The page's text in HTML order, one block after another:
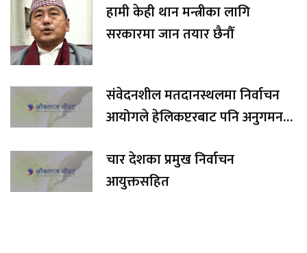
हामी केही थान मन्त्रीका लागि
सरकारमा जान तयार छैनौँ
संवेदनशील मतदानस्थलमा निर्वाचन
आयोगले हेलिकप्टरबाट पनि अनुगमन
चार देशका प्रमुख निर्वाचन
आयुक्तसहित